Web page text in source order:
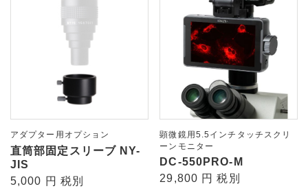
アダプター用オプション
直筒部固定スリーブ NY-
JIS
5,000 円 税別
顕微鏡用5.5インチタッチスクリ
ーンモニター
DC-550PRO-M
29,800 円 税別